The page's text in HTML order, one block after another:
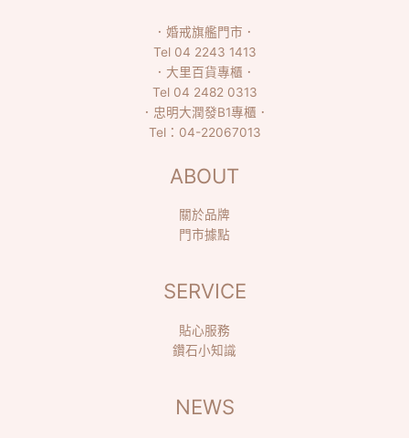
． 婚戒旗艦門市 ．
Tel 04 2243 1413
． 大里百貨專櫃 ．
Tel 04 2482 0313
． 忠明大潤發B1專櫃 ．
Tel： 04-22067013
ABOUT
關於品牌
門市據點
SERVICE
貼心服務
鑽石小知識
NEWS